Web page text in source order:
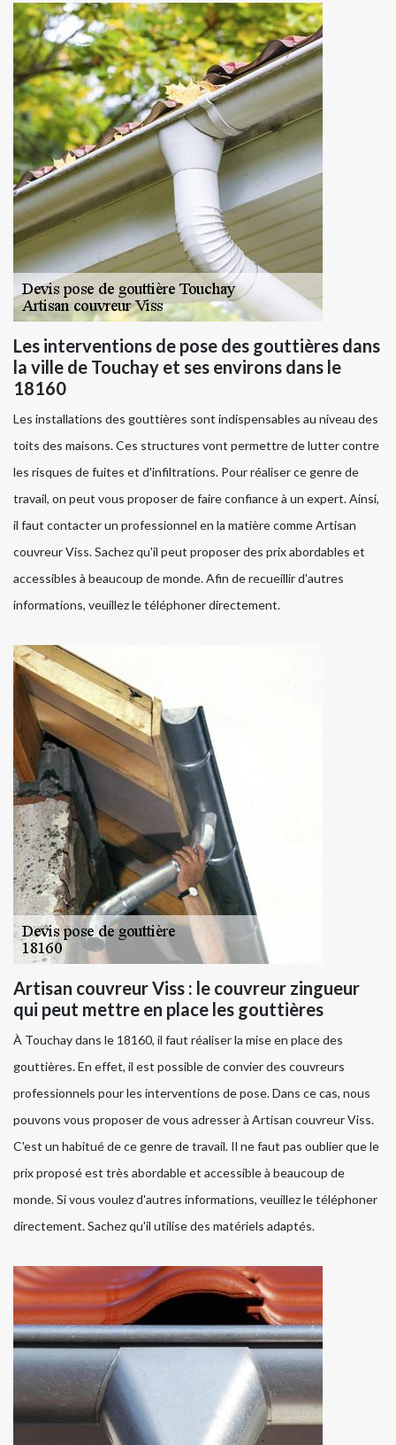
Les interventions de pose des gouttières dans
la ville de Touchay et ses environs dans le
18160
Les installations des gouttières sont indispensables au niveau des
toits des maisons. Ces structures vont permettre de lutter contre
les risques de fuites et d'infiltrations. Pour réaliser ce genre de
travail, on peut vous proposer de faire confiance à un expert. Ainsi,
il faut contacter un professionnel en la matière comme Artisan
couvreur Viss. Sachez qu'il peut proposer des prix abordables et
accessibles à beaucoup de monde. Afin de recueillir d'autres
informations, veuillez le téléphoner directement.
Artisan couvreur Viss : le couvreur zingueur
qui peut mettre en place les gouttières
À Touchay dans le 18160, il faut réaliser la mise en place des
gouttières. En effet, il est possible de convier des couvreurs
professionnels pour les interventions de pose. Dans ce cas, nous
pouvons vous proposer de vous adresser à Artisan couvreur Viss.
C'est un habitué de ce genre de travail. Il ne faut pas oublier que le
prix proposé est très abordable et accessible à beaucoup de
monde. Si vous voulez d'autres informations, veuillez le téléphoner
directement. Sachez qu'il utilise des matériels adaptés.